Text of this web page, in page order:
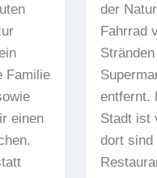
Familie
einen
der
Fahrrad
entfernt.
Stadt ist
dort sind